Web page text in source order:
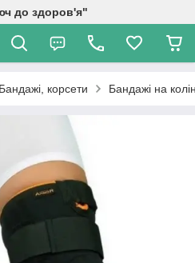
до здоров'я"
Бандажі, корсети Бандажі на